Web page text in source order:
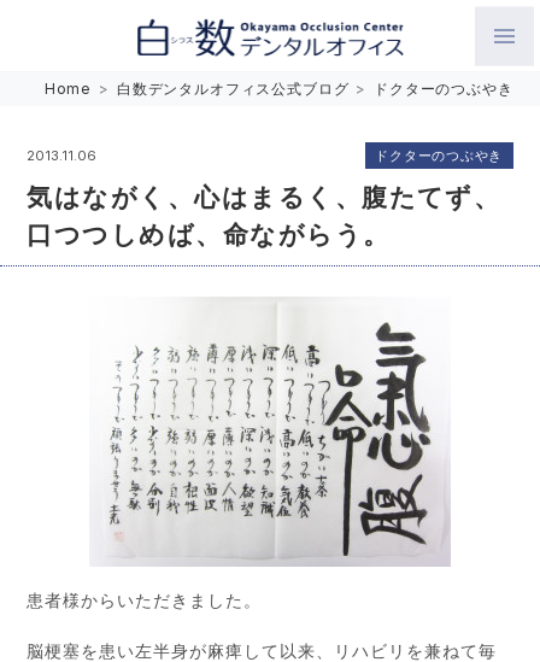
Home > 白数デンタルオフィス公式ブログ > ドクターのつぶやき
2013.11.06
気はながく、心はまるく、腹たてず、
口つつしめば、命ながらう。
ドクターのつぶやき
患者様からいただきました。
脳梗塞を患い左半身が麻痺して以来、リハビリを兼ねて毎